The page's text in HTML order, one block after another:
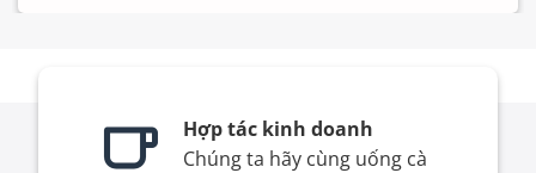
Hợp tác kinh doanh
Chúng ta hãy cùng uống cà